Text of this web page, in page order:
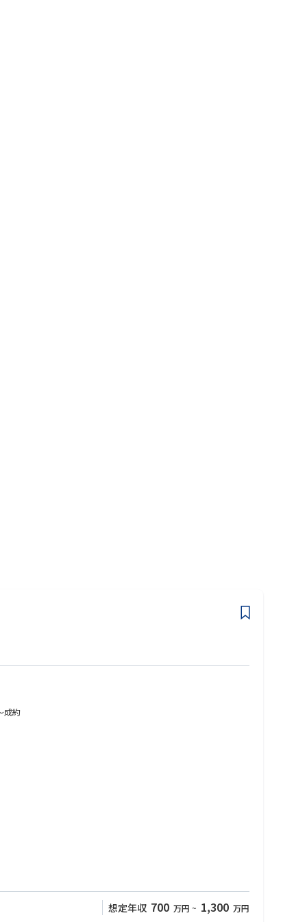
成約
想定年収 700 万円 ~ 1,300 万円